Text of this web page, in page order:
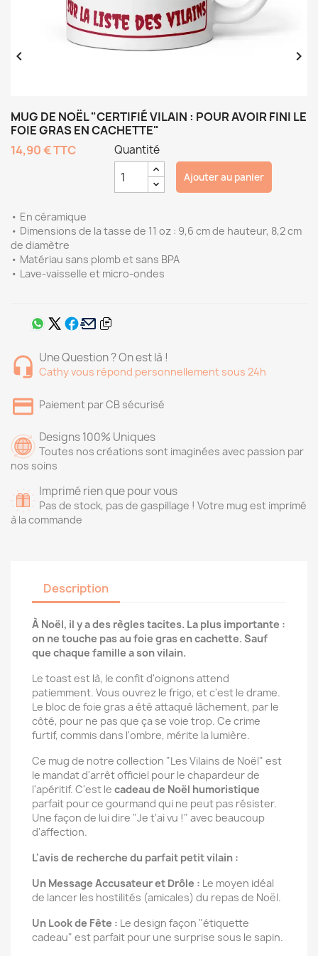
 
MUG DE NOËL "CERTIFIÉ VILAIN : POUR AVOIR FINI LE
FOIE GRAS EN CACHETTE"
14,90 €TTC
• En céramique
• Dimensions de la tasse de 11 oz : 9,6 cm de hauteur, 8,2 cm
de diamètre
• Matériau sans plomb et sans BPA
• Lave-vaisselle et micro-ondes
Quantité
Ajouter au panier
Une Question ? On est là !
Cathy vous répond personnellement sous 24h
Paiement par CB sécurisé
Designs 100% Uniques
Toutes nos créations sont imaginées avec passion par
nos soins
Imprimé rien que pour vous
Pas de stock, pas de gaspillage ! Votre mug est imprimé
à la commande
Description
À Noël, il y a des règles tacites. La plus importante :
on ne touche pas au foie gras en cachette. Sauf
que chaque famille a son vilain.
Le toast est là, le confit d'oignons attend
patiemment. Vous ouvrez le frigo, et c'est le drame.
Le bloc de foie gras a été attaqué lâchement, par le
côté, pour ne pas que ça se voie trop. Ce crime
furtif, commis dans l'ombre, mérite la lumière.
Ce mug de notre collection "Les Vilains de Noël" est
le mandat d'arrêt officiel pour le chapardeur de
l'apéritif. C'est le cadeau de Noël humoristique
parfait pour ce gourmand qui ne peut pas résister.
Une façon de lui dire "Je t'ai vu !" avec beaucoup
d'affection.
L'avis de recherche du parfait petit vilain :
Un Message Accusateur et Drôle : Le moyen idéal
de lancer les hostilités (amicales) du repas de Noël.
Un Look de Fête : Le design façon "étiquette
cadeau" est parfait pour une surprise sous le sapin.